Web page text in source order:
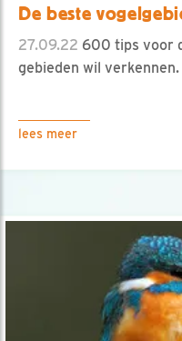
De beste
27.09.22 600 tips voor
gebieden wil verkennen.
lees meer